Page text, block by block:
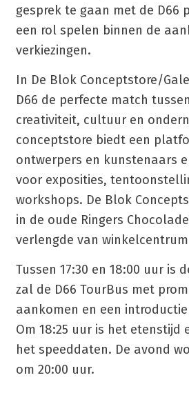
gesprek te gaan met de D66
een rol spelen binnen de
verkiezingen.
In De Blok Conceptstore/
D66 de perfecte match tussen
creativiteit, cultuur en
conceptstore biedt een
ontwerpers en kunstenaars
voor exposities,
workshops. De Blok
in de oude Ringers
verlengde van
Tussen 17:30 en 18:00 uur is
zal de D66 TourBus met
aankomen en een
Om 18:25 uur is het etenstijd
het speeddaten. De avond
om 20:00 uur.